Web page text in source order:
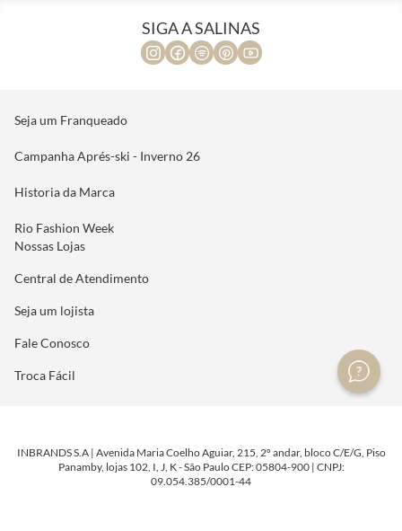
SIGA A SALINAS
Seja um Franqueado
Campanha Aprés-ski - Inverno 26
Historia da Marca
Rio Fashion Week
Nossas Lojas
Central de Atendimento
Seja um lojista
Fale Conosco
Troca Fácil
INBRANDS S.A | Avenida Maria Coelho Aguiar, 215, 2º andar, bloco C/E/G, Piso
Panamby, lojas 102, I, J, K - São Paulo CEP: 05804-900 | CNPJ:
09.054.385/0001-44